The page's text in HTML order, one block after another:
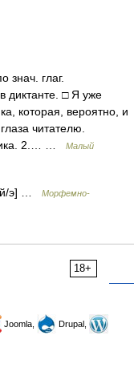
знач. глаг.
диктанте. □ Я уже
которая, вероятно, и
читателю.
2.… …
Малый
э] …
Морфемно-
18+
Joomla,
Drupal,